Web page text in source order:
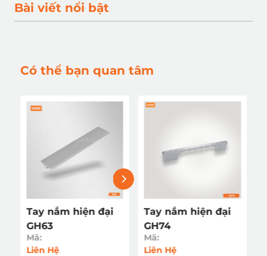
Bài viết nổi bật
Có thể bạn quan tâm
Tay nắm hiện đại
GH63
Mã:
Liên Hệ
Tay nắm hiện đại
GH74
Mã:
Liên Hệ